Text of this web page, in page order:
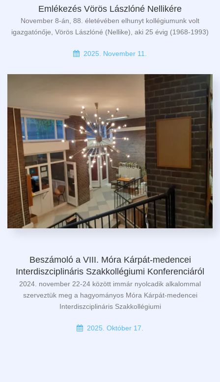
Emlékezés Vörös Lászlóné Nellikére
November 8-án, 88. életévében elhunyt kollégiumunk volt
igazgatónője, Vörös Lászlóné (Nellike), aki 25 évig (1968-1993)
2025. November 11.
Beszámoló a VIII. Móra Kárpát-medencei
Interdiszciplináris Szakkollégiumi Konferenciáról
2024. november 22-24 között immár nyolcadik alkalommal
szerveztük meg a hagyományos Móra Kárpát-medencei
Interdiszciplináris Szakkollégiumi
2025. Október 17.